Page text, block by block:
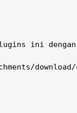
ini dengan
download/